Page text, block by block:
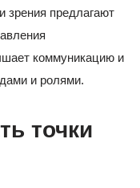
зрения предлагают
коммуникацию и
и ролями.
точки